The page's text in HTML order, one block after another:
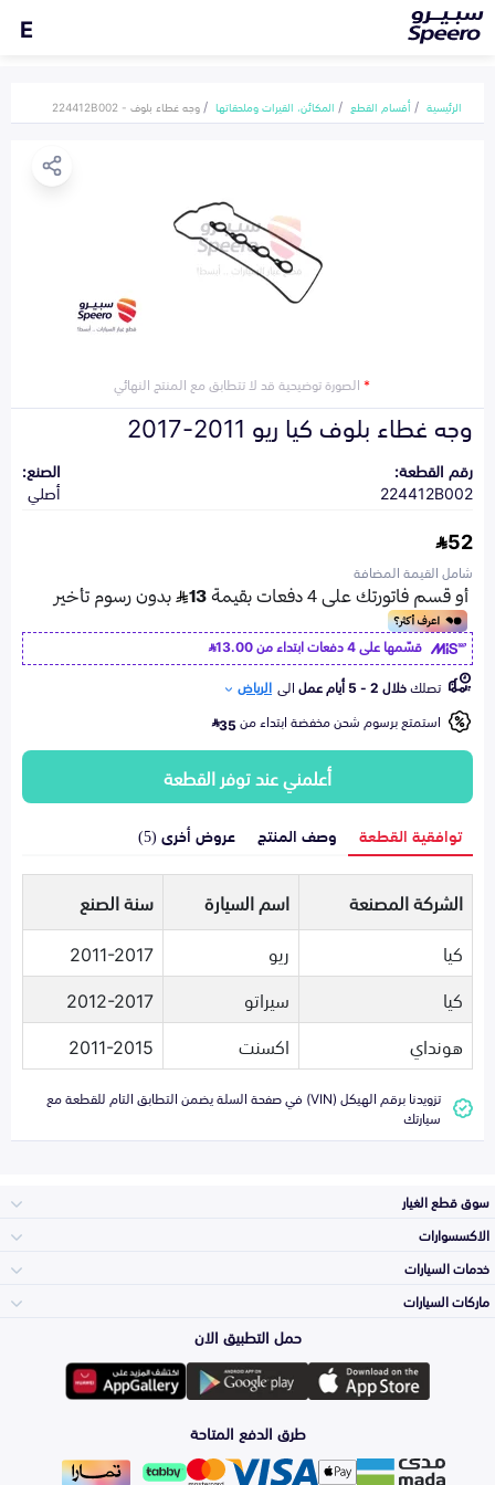
E
الرئيسية أقسام القطع المكائن، القيرات وملحقاتها وجه غطاء بلوف - 224412B002
*الصورة توضيحية قد لا تتطابق مع المنتج النهائي
وجه غطاء بلوف كيا ريو 2011-2017
رقم القطعة:
224412B002
الصنع:
أصلي
52
شامل القيمة المضافة
قسّمها على 4 دفعات ابتداء من
13.00
تصلكخلال 2 - 5 أيام عمل الى الرياض
استمتع برسوم شحن مخفضة ابتداء من35
أعلمني عند توفر القطعة
توافقية القطعة وصف المنتج عروض أخرى (5)
الشركة المصنعة اسم السيارة
سنة الصنع
كيا
ريو
2011-2017
كيا
سيراتو
2012-2017
هونداي
اكسنت 2011-2015
تزويدنا برقم الهيكل (VIN) في صفحة السلة يضمن التطابق التام للقطعة مع
سيارتك
سوق قطع الغيار
المكائن، القيرات
وملحقاتها
الشمعات
والاصطبات (الاضاءة)
الاكسسوارات
لوازم الرحلات
اكسسوارات العناية
خدمات السيارات
الأكثر مبيعاً
ماركات السيارات
تويوتا
هيونداي
حمل التطبيق الان
طرق الدفع المتاحة